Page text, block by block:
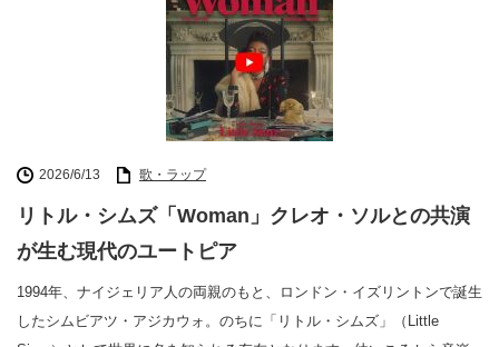
2026/6/13 歌・ラップ
リトル・シムズ「Woman」クレオ・ソルとの共演
が生む現代のユートピア
1994年、ナイジェリア人の両親のもと、ロンドン・イズリントンで誕生
したシムビアツ・アジカウォ。のちに「リトル・シムズ」（Little